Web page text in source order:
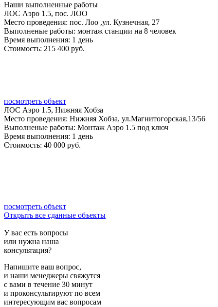
Наши выполненные работы
ЛОС Аэро 1.5, пос. ЛОО
Место проведения: пос. Лоо ,ул. Кузнечная, 27
Выполненые работы: монтаж станции на 8 человек
Время выполнения: 1 день
Стоимость: 215 400 руб.
посмотреть объект
ЛОС Аэро 1.5, Нижняя Хобза
Место проведения: Нижняя Хобза, ул.Магнитогорская,13/56
Выполненые работы: Монтаж Аэро 1.5 под ключ
Время выполнения: 1 день
Стоимость: 40 000 руб.
посмотреть объект
Открыть все сданные объекты
У вас есть вопросы
или нужна наша
консультация?
Напишите ваш вопрос,
и наши менеджеры свяжутся
с вами в течение 30 минут
и проконсультируют по всем
интересующим вас вопросам